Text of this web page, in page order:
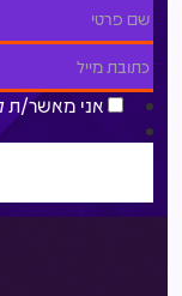
אני מאשר/ת